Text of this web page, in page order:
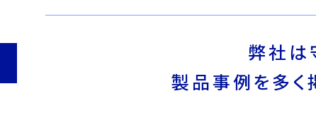
弊社は
製品事例を多く